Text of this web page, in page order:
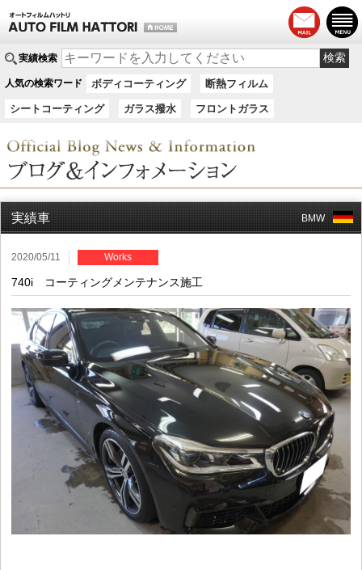
実績検索
人気の検索ワード ボディコーティング 断熱フィルム
シートコーティング ガラス撥水 フロントガラス
実績車 BMW
2020/05/11 Works
740i コーティングメンテナンス施工